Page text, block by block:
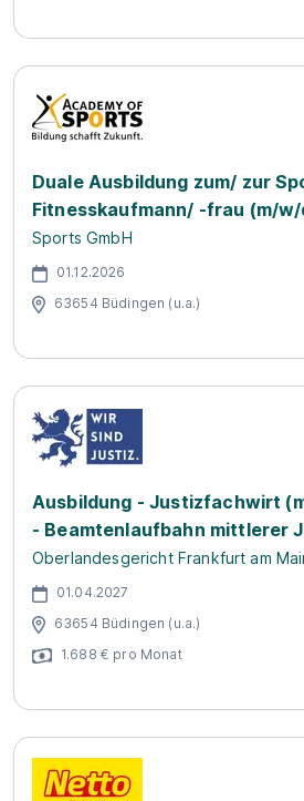
Duale Ausbildung zum/ zur
Fitnesskaufmann/ -frau (m/
Sports GmbH
01.12.2026
63654 Büdingen (u.a.)
Ausbildung - Justizfachwirt
- Beamtenlaufbahn mittlerer
Oberlandesgericht Frankfurt am
01.04.2027
63654 Büdingen (u.a.)
1.688 € pro Monat